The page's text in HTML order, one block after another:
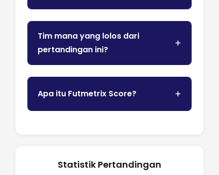
Tim mana yang lolos dari
pertandingan ini?
Apa itu Futmetrix Score?
Statistik Pertandingan